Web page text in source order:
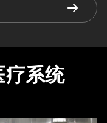
疗系统